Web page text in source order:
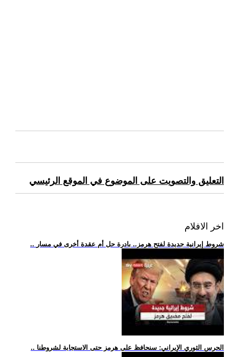
التعليق والتصويت على الموضوع في الموقع الرئيسي
اخر الافلام
.. شروط إيرانية جديدة لفتح هرمز.. بادرة حل أم عقدة أخرى في مسار
.. الحرس الثوري الإيراني: سنحافظ على هرمز حتى الاستجابة لشروطنا